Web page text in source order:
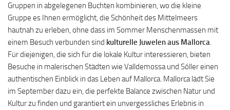
Gruppen in abgelegenen Buchten kombinieren, wo die kleine
Gruppe es Ihnen ermöglicht, die Schönheit des Mittelmeers
hautnah zu erleben, ohne dass im Sommer Menschenmassen mit
einem Besuch verbunden sind kulturelle Juwelen aus Mallorca
Für diejenigen, die sich für die lokale Kultur interessieren, bieten
Besuche in malerischen Städten wie Valldemossa und Sóller einen
authentischen Einblick in das Leben auf Mallorca. Mallorca lädt Sie
im September dazu ein, die perfekte Balance zwischen Natur und
Kultur zu finden und garantiert ein unvergessliches Erlebnis in